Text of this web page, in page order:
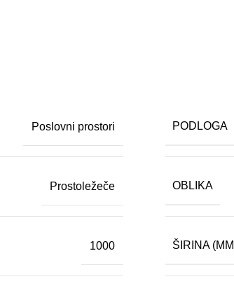
Poslovni prostori PODLOGA
Prostoležeče OBLIKA
1000 ŠIRINA